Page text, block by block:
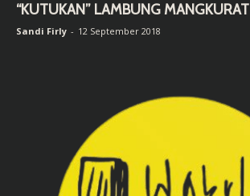
“KUTUKAN” LAMBUNG MANGKURAT
Sandi Firly - 12 September 2018